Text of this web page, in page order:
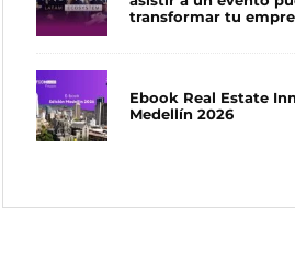
transformar tu
Ebook Real Estate
Medellín 2026